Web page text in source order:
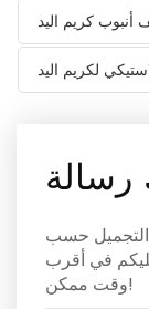
أنبوب كريم اليد
لكريم اليد
رسالة
حسب
في أقرب
وقت ممكن!